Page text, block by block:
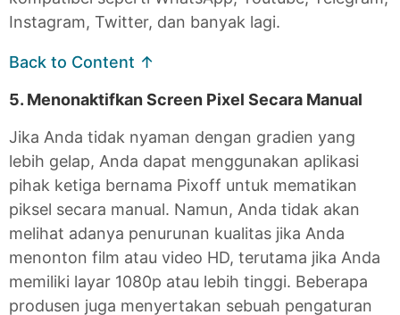
Instagram, Twitter, dan banyak lagi.
Back to Content ↑
5. Menonaktifkan Screen Pixel Secara Manual
Jika Anda tidak nyaman dengan gradien yang
lebih gelap, Anda dapat menggunakan aplikasi
pihak ketiga bernama Pixoff untuk mematikan
piksel secara manual. Namun, Anda tidak akan
melihat adanya penurunan kualitas jika Anda
menonton film atau video HD, terutama jika Anda
memiliki layar 1080p atau lebih tinggi. Beberapa
produsen juga menyertakan sebuah pengaturan